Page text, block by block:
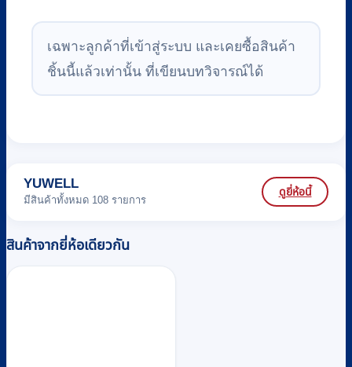
เฉพาะลูกค้าที่เข้าสู่ระบบ และเคยซื้อสินค้า
ชิ้นนี้แล้วเท่านั้น ที่เขียนบทวิจารณ์ได้
YUWELL
มีสินค้าทั้งหมด 108 รายการ
ดูยี่ห้อนี้
สินค้าจากยี่ห้อเดียวกัน